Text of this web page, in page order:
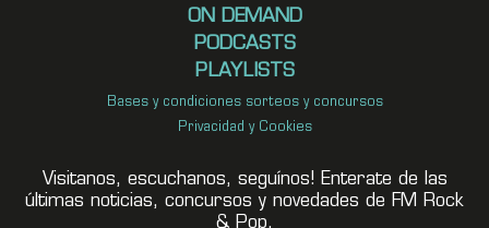
ON DEMAND
PODCASTS
PLAYLISTS
Bases y condiciones sorteos y concursos
Privacidad y Cookies
Visitanos, escuchanos, seguínos! Enterate de las
últimas noticias, concursos y novedades de FM Rock
& Pop.